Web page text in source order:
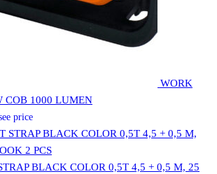
WORK
COB 1000 LUMEN
price
BLACK COLOR 0,5T 4,5 + 0,5 M, 25